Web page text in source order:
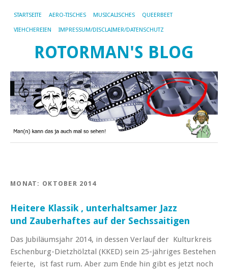
STARTSEITE AERO-TISCHES MUSICALISCHES QUEERBEET
VIEHCHEREIEN IMPRESSUM/DISCLAIMER/DATENSCHUTZ
ROTORMAN'S BLOG
MONAT: OKTOBER 2014
Heitere Klassik , unterhaltsamer Jazz
und Zauberhaftes auf der Sechssaitigen
Das Jubiläumsjahr 2014, in dessen Verlauf der Kulturkreis
Eschenburg-Dietzhölztal (KKED) sein 25-jähriges Bestehen
feierte, ist fast rum. Aber zum Ende hin gibt es jetzt noch